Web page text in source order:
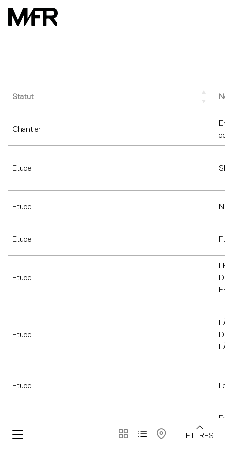
FILTRES
Statut
Chantier
Etude
Etude
Etude
Etude
Etude
Etude